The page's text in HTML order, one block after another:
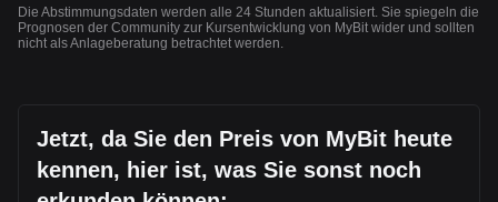
Die Abstimmungsdaten werden alle 24 Stunden aktualisiert. Sie spiegeln die
Prognosen der Community zur Kursentwicklung von MyBit wider und sollten
nicht als Anlageberatung betrachtet werden.
Jetzt, da Sie den Preis von MyBit heute
kennen, hier ist, was Sie sonst noch